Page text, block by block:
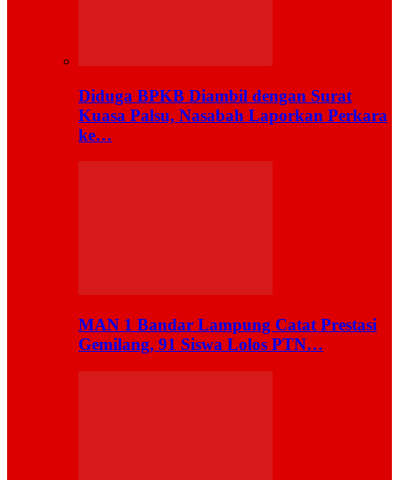
Diduga BPKB Diambil dengan Surat
Kuasa Palsu, Nasabah Laporkan Perkara
ke…
MAN 1 Bandar Lampung Catat Prestasi
Gemilang, 91 Siswa Lolos PTN…